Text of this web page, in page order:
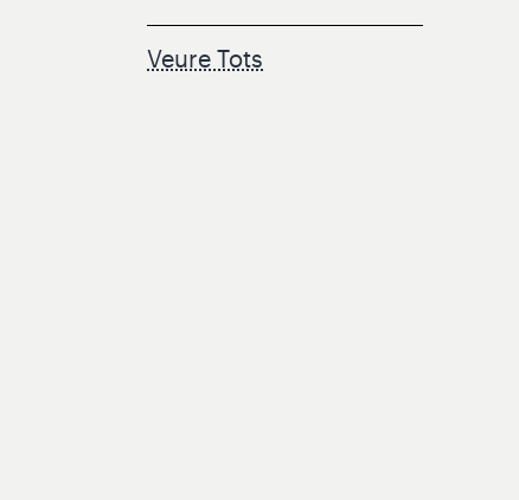
Veure Tots